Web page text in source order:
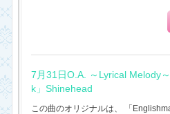
7月31日O.A. ～Lyrical Melody
k」Shinehead
この曲のオリジナルは、 「